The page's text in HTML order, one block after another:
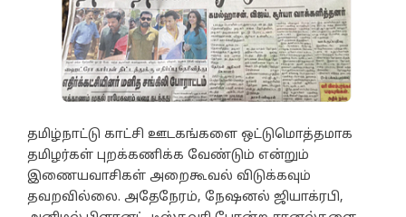
தமிழ்நாட்டு காட்சி ஊடகங்களை ஒட்டுமொத்தமாக
தமிழர்கள் புறக்கணிக்க வேண்டும் என்றும்
இணையவாசிகள் அறைகூவல் விடுக்கவும்
தவறவில்லை. அதேநேரம், நேஷனல் ஜியாக்ரபி,